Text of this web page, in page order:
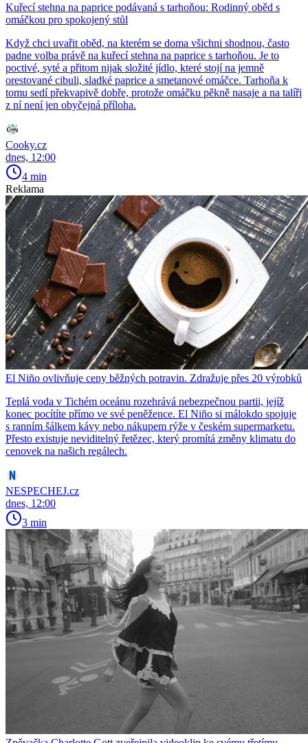
Kuřecí stehna na paprice podávaná s tarhoňou: Rodinný oběd s
omáčkou pro spokojený stůl
Když chci uvařit oběd, na kterém se doma všichni shodnou, často
padne volba právě na kuřecí stehna na paprice s tarhoňou. Je to
poctivé, syté a přitom nijak složité jídlo, které stojí na jemně
orestované cibuli, sladké paprice a smetanové omáčce. Tarhoňa k
tomu sedí překvapivě dobře, protože omáčku pěkně nasaje a na talíři
z ní není jen obyčejná příloha.
Cooky.cz
dnes, 12:00
4 min
Reklama
El Niño ovlivňuje ceny běžných potravin. Zdražuje přes 20 výrobků
Teplá voda v Tichém oceánu rozehrává nebezpečnou partii, jejíž
konec pocítíte přímo ve své peněžence. El Niño si málokdo spojuje
s ranním šálkem kávy nebo nákupem rýže v českém supermarketu.
Přesto existuje neviditelný řetězec, který promítá změny klimatu do
cenovek na našich regálech.
NESPECHEJ.cz
dnes, 12:00
3 min